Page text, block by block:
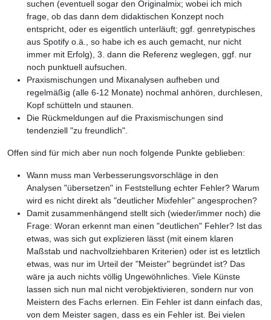
suchen (eventuell sogar den Originalmix; wobei ich mich
frage, ob das dann dem didaktischen Konzept noch
entspricht, oder es eigentlich unterläuft; ggf. genretypisches
aus Spotify o.ä., so habe ich es auch gemacht, nur nicht
immer mit Erfolg), 3. dann die Referenz weglegen, ggf. nur
noch punktuell aufsuchen.
Praxismischungen und Mixanalysen aufheben und
regelmäßig (alle 6-12 Monate) nochmal anhören, durchlesen,
Kopf schütteln und staunen.
Die Rückmeldungen auf die Praxismischungen sind
tendenziell "zu freundlich".
Offen sind für mich aber nun noch folgende Punkte geblieben:
Wann muss man Verbesserungsvorschläge in den
Analysen "übersetzen" in Feststellung echter Fehler? Warum
wird es nicht direkt als "deutlicher Mixfehler" angesprochen?
Damit zusammenhängend stellt sich (wieder/immer noch) die
Frage: Woran erkennt man einen "deutlichen" Fehler? Ist das
etwas, was sich gut explizieren lässt (mit einem klaren
Maßstab und nachvollziehbaren Kriterien) oder ist es letztlich
etwas, was nur im Urteil der "Meister" begründet ist? Das
wäre ja auch nichts völlig Ungewöhnliches. Viele Künste
lassen sich nun mal nicht verobjektivieren, sondern nur von
Meistern des Fachs erlernen. Ein Fehler ist dann einfach das,
von dem Meister sagen, dass es ein Fehler ist. Bei vielen